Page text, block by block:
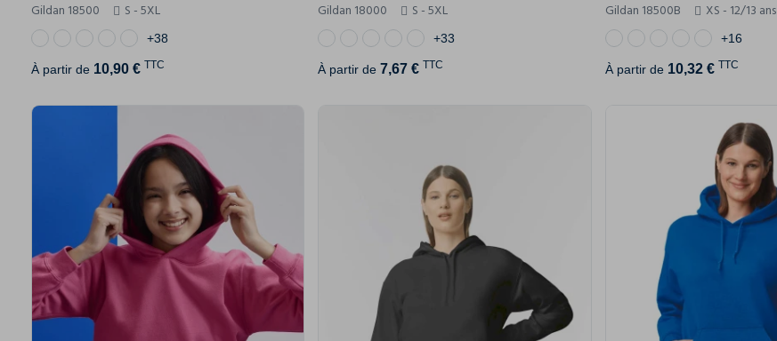
Gildan 18500 S - 5XL
+38
À partir de 10,90 € TTC
Gildan 18000 S - 5XL
+33
À partir de7,67 € TTC
Gildan 18500B XS - 12/13 ans
+16
À partir de 10,32 € TTC